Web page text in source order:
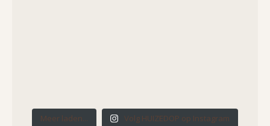
Meer laden... Volg HUIZEDOP op Instagram